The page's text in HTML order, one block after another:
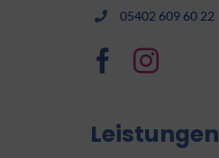
05402 609 60 22
Leistungen